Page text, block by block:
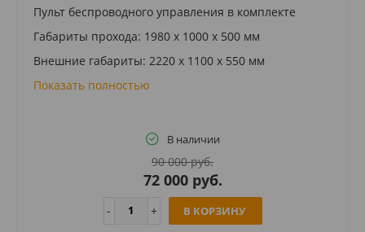
Пульт беспроводного управления в комплекте
Габариты прохода: 1980 х 1000 х 500 мм
Внешние габариты: 2220 х 1100 х 550 мм
Показать полностью
В наличии
90 000 руб.
72 000 руб.
В КОРЗИНУ